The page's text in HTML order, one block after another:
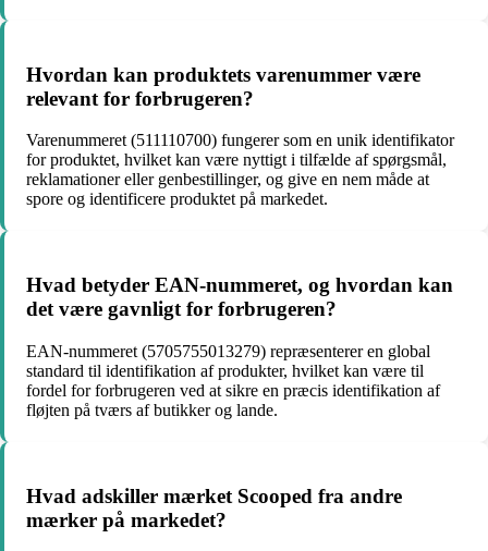
Hvordan kan produktets varenummer være
relevant for forbrugeren?
Varenummeret (511110700) fungerer som en unik identifikator
for produktet, hvilket kan være nyttigt i tilfælde af spørgsmål,
reklamationer eller genbestillinger, og give en nem måde at
spore og identificere produktet på markedet.
Hvad betyder EAN-nummeret, og hvordan kan
det være gavnligt for forbrugeren?
EAN-nummeret (5705755013279) repræsenterer en global
standard til identifikation af produkter, hvilket kan være til
fordel for forbrugeren ved at sikre en præcis identifikation af
fløjten på tværs af butikker og lande.
Hvad adskiller mærket Scooped fra andre
mærker på markedet?